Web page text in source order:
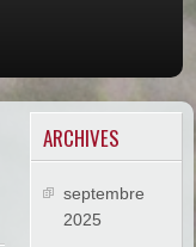
ARCHIVES
septembre
2025